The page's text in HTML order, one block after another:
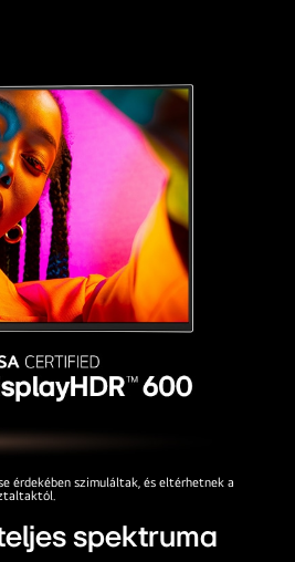
érdekében szimuláltak, és eltérhetnek a
spektruma